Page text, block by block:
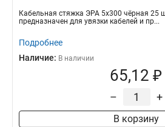
Кабельная стяжка ЭРА 5x300 чёрная 25
предназначен для увязки кабелей и пр...
Подробнее
Наличие: В наличии
65,12 ₽
– +
В корзину